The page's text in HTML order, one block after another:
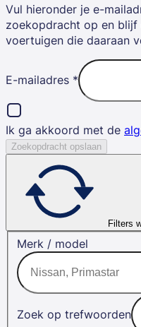
Vul hieronder je e-
zoekopdracht op en
voertuigen die daaraan
E-mailadres *
Ik ga akkoord met de
Zoekopdracht opslaan
Filters
Merk / model
Zoek op trefwoorden